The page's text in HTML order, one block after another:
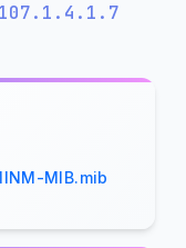
MIB.mib